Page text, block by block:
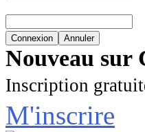
Nouveau sur
Inscription
M'inscrire